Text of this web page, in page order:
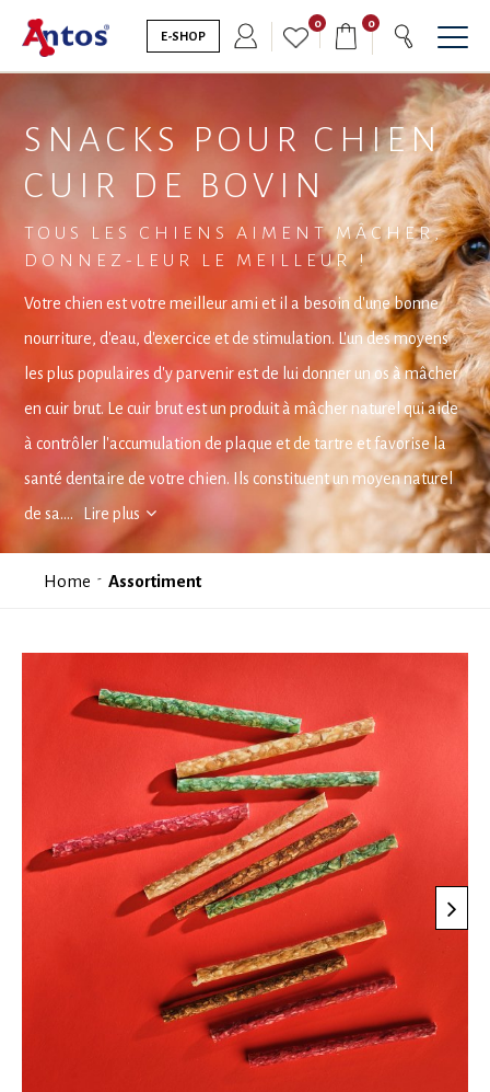
E-SHOP
0 0
SNACKS POUR CHIEN
CUIR DE BOVIN
TOUS LES CHIENS AIMENT MÂCHER,
DONNEZ-LEUR LE MEILLEUR !
Votre chien est votre meilleur ami et il a besoin d'une bonne
nourriture, d'eau, d'exercice et de stimulation. L'un des moyens
les plus populaires d'y parvenir est de lui donner un os à mâcher
en cuir brut. Le cuir brut est un produit à mâcher naturel qui aide
à contrôler l'accumulation de plaque et de tartre et favorise la
santé dentaire de votre chien. Ils constituent un moyen naturel
de sa.... Lire plus
Home Assortiment